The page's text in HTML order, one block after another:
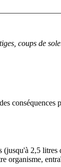
coups de
2,5
organisme,